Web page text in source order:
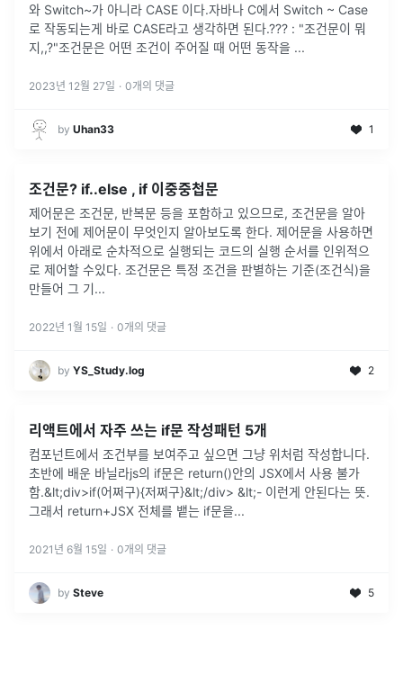
와 Switch~가 아니라 CASE 이다.자바나 C에서 Switch ~ Case
로 작동되는게 바로 CASE라고 생각하면 된다.??? : "조건문이 뭐
지,,?"조건문은 어떤 조건이 주어질 때 어떤 동작을 ...
2023년 12월 27일 · 0개의 댓글
by Uhan33 1
조건문? if..else , if 이중중첩문
제어문은 조건문, 반복문 등을 포함하고 있으므로, 조건문을 알아
보기 전에 제어문이 무엇인지 알아보도록 한다. 제어문을 사용하면
위에서 아래로 순차적으로 실행되는 코드의 실행 순서를 인위적으
로 제어할 수있다. 조건문은 특정 조건을 판별하는 기준(조건식)을
만들어 그 기...
2022년 1월 15일 · 0개의 댓글
by YS_Study.log 2
리액트에서 자주 쓰는 if문 작성패턴 5개
컴포넌트에서 조건부를 보여주고 싶으면 그냥 위처럼 작성합니다.
초반에 배운 바닐라js의 if문은 return()안의 JSX에서 사용 불가
함.&lt;div>if(어쩌구){저쩌구}&lt;/div> &lt;- 이런게 안된다는 뜻.
그래서 return+JSX 전체를 뱉는 if문을...
2021년 6월 15일 · 0개의 댓글
by Steve 5